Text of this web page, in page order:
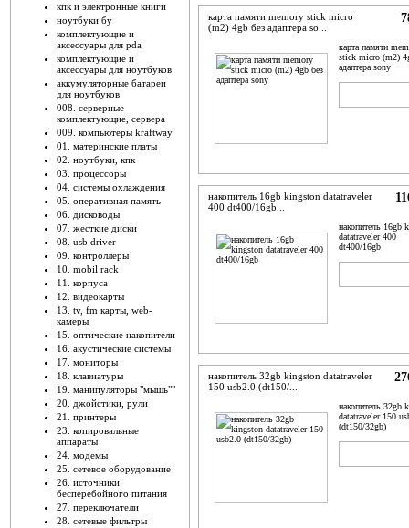
кпк и электронные книги
ноутбуки бу
комплектующие и
аксессуары для pda
комплектующие и
аксессуары для ноутбуков
аккумуляторные батареи
для ноутбуков
008. серверные
комплектующие, сервера
009. компьютеры kraftway
01. материнские платы
02. ноутбуки, кпк
03. процессоры
04. системы охлаждения
05. оперативная память
06. дисководы
07. жесткие диски
08. usb driver
09. контроллеры
10. mobil rack
11. корпуса
12. видеокарты
13. tv, fm карты, web-
камеры
15. оптические накопители
16. акустические системы
17. мониторы
18. клавиатуры
19. манипуляторы "мышь""
20. джойстики, рули
21. принтеры
23. копировальные
аппараты
24. модемы
25. сетевое оборудование
26. источники
бесперебойного питания
27. переключатели
28. сетевые фильтры
карта памяти memory stick micro
(m2) 4gb без адаптера so...
карта памяти
stick micro (m2)
адаптера sony
накопитель 16gb kingston datatraveler
400 dt400/16gb...
накопитель 16gb
datatraveler 400
dt400/16gb
накопитель 32gb kingston datatraveler
150 usb2.0 (dt150/...
накопитель 32gb
datatraveler 150
(dt150/32gb)